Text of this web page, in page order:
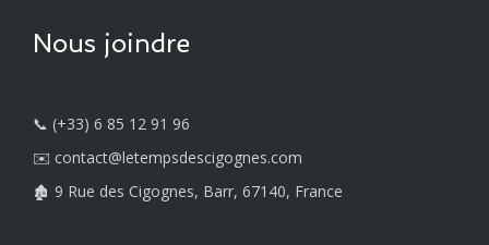
Nous joindre
📞 (+33) 6 85 12 91 96
✉️ contact@letempsdescigognes.com
🏚️ 9 Rue des Cigognes, Barr, 67140, France